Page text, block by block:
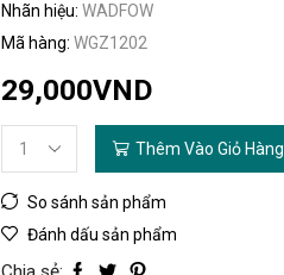
Nhãn hiệu: WADFOW
Mã hàng: WGZ1202
29,000VND
Thêm Vào Giỏ Hàng
So sánh sản phẩm
Đánh dấu sản phẩm